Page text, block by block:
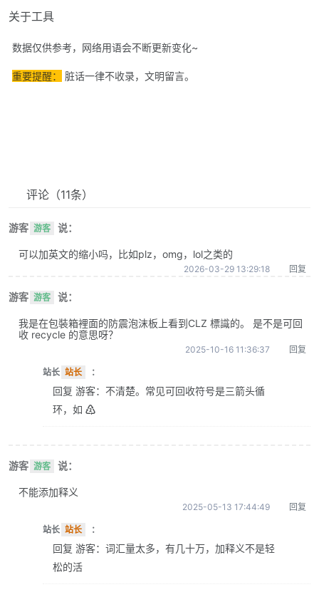
关于工具
数据仅供参考，网络用语会不断更新变化~
重要提醒： 脏话一律不收录，文明留言。
评论 （11条）
游客 游客 说：
可以加英文的缩小吗，比如plz，omg，lol之类的
2026-03-29 13:29:18 回复
游客 游客 说：
我是在包裝箱裡面的防震泡沫板上看到CLZ 標識的。 是不是可回
收 recycle 的意思呀？
2025-10-16 11:36:37 回复
站长 站长 ：
回复 游客：不清楚。常见可回收符号是三箭头循
环，如 ♴
游客 游客 说：
不能添加释义
2025-05-13 17:44:49 回复
站长 站长 ：
回复 游客：词汇量太多，有几十万，加释义不是轻
松的活